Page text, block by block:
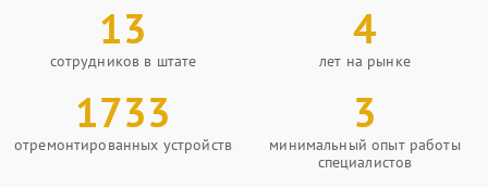
13
сотрудников в штате
4
лет на рынке
1733
отремонтированных устройств
3
минимальный опыт работы
специалистов